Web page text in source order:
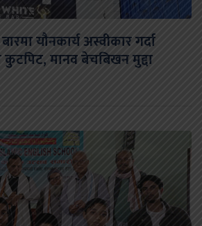
यौनकार्य अस्वीकार गर्दा
कुटपिट, मानव बेचबिखन मुद्दा